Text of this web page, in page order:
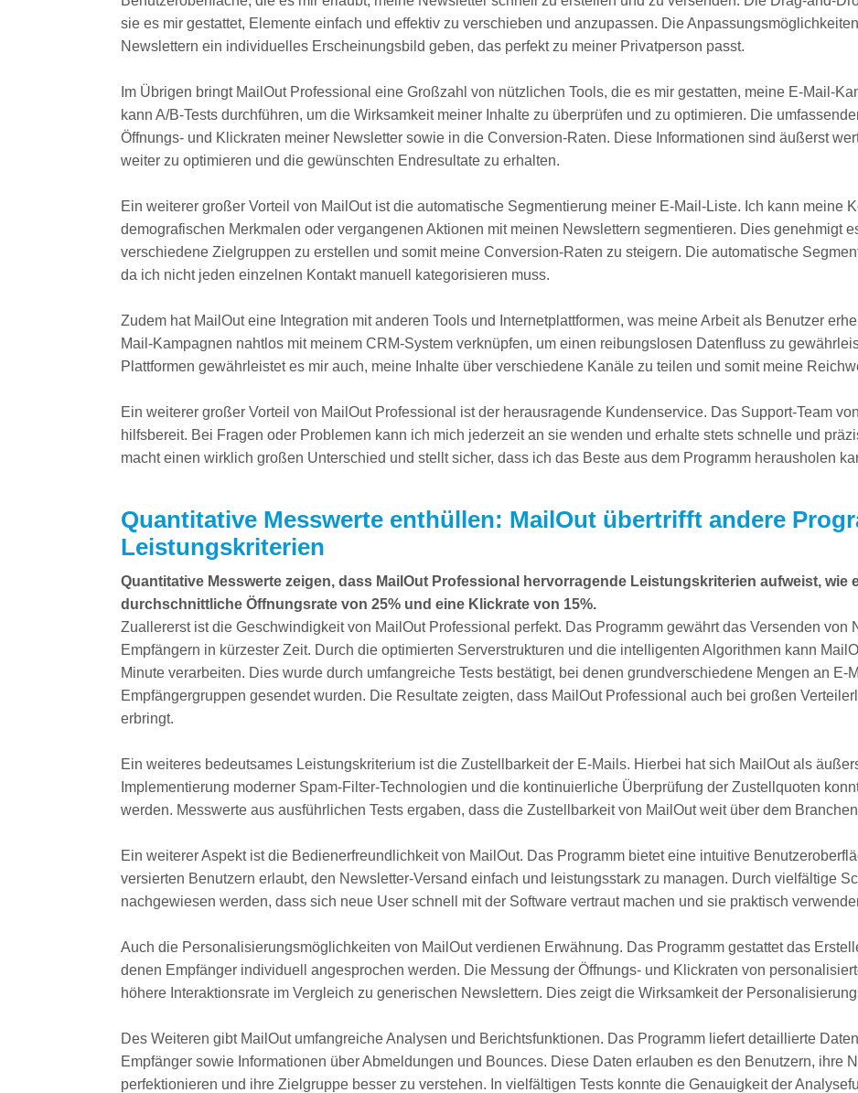
sie es mir gestattet, Elemente einfach und effektiv zu verschieben und anzupassen. Die
Newslettern ein individuelles Erscheinungsbild geben, das perfekt zu meiner Privatperson passt.
Im Übrigen bringt MailOut Professional eine Großzahl von nützlichen Tools, die es mir gestatten, meine E-Mail-
kann A/B-Tests durchführen, um die Wirksamkeit meiner Inhalte zu überprüfen und zu optimieren. Die
Öffnungs- und Klickraten meiner Newsletter sowie in die Conversion-Raten. Diese Informationen sind äußerst
weiter zu optimieren und die gewünschten Endresultate zu erhalten.
Ein weiterer großer Vorteil von MailOut ist die automatische Segmentierung meiner E-Mail-Liste. Ich kann meine
demografischen Merkmalen oder vergangenen Aktionen mit meinen Newslettern segmentieren. Dies genehmigt
verschiedene Zielgruppen zu erstellen und somit meine Conversion-Raten zu steigern. Die automatische
da ich nicht jeden einzelnen Kontakt manuell kategorisieren muss.
Zudem hat MailOut eine Integration mit anderen Tools und Internetplattformen, was meine Arbeit als Benutzer
Mail-Kampagnen nahtlos mit meinem CRM-System verknüpfen, um einen reibungslosen Datenfluss zu
Plattformen gewährleistet es mir auch, meine Inhalte über verschiedene Kanäle zu teilen und somit meine
Ein weiterer großer Vorteil von MailOut Professional ist der herausragende Kundenservice. Das Support-Team
hilfsbereit. Bei Fragen oder Problemen kann ich mich jederzeit an sie wenden und erhalte stets schnelle und
macht einen wirklich großen Unterschied und stellt sicher, dass ich das Beste aus dem Programm herausholen
Quantitative Messwerte enthüllen: MailOut übertrifft andere
Leistungskriterien
Quantitative Messwerte zeigen, dass MailOut Professional hervorragende Leistungskriterien aufweist, wie
durchschnittliche Öffnungsrate von 25% und eine Klickrate von 15%.
Zuallererst ist die Geschwindigkeit von MailOut Professional perfekt. Das Programm gewährt das Versenden von
Empfängern in kürzester Zeit. Durch die optimierten Serverstrukturen und die intelligenten Algorithmen kann
Minute verarbeiten. Dies wurde durch umfangreiche Tests bestätigt, bei denen grundverschiedene Mengen an E-
Empfängergruppen gesendet wurden. Die Resultate zeigten, dass MailOut Professional auch bei großen
erbringt.
Ein weiteres bedeutsames Leistungskriterium ist die Zustellbarkeit der E-Mails. Hierbei hat sich MailOut als
Implementierung moderner Spam-Filter-Technologien und die kontinuierliche Überprüfung der Zustellquoten
werden. Messwerte aus ausführlichen Tests ergaben, dass die Zustellbarkeit von MailOut weit über dem
Ein weiterer Aspekt ist die Bedienerfreundlichkeit von MailOut. Das Programm bietet eine intuitive
versierten Benutzern erlaubt, den Newsletter-Versand einfach und leistungsstark zu managen. Durch vielfältige
nachgewiesen werden, dass sich neue User schnell mit der Software vertraut machen und sie praktisch
Auch die Personalisierungsmöglichkeiten von MailOut verdienen Erwähnung. Das Programm gestattet das
denen Empfänger individuell angesprochen werden. Die Messung der Öffnungs- und Klickraten von
höhere Interaktionsrate im Vergleich zu generischen Newslettern. Dies zeigt die Wirksamkeit der
Des Weiteren gibt MailOut umfangreiche Analysen und Berichtsfunktionen. Das Programm liefert detaillierte
Empfänger sowie Informationen über Abmeldungen und Bounces. Diese Daten erlauben es den Benutzern, ihre
perfektionieren und ihre Zielgruppe besser zu verstehen. In vielfältigen Tests konnte die Genauigkeit der